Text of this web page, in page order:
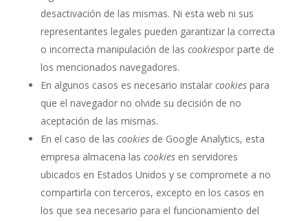
desactivación de las mismas. Ni esta web ni sus
representantes legales pueden garantizar la correcta
o incorrecta manipulación de las cookiespor parte de
los mencionados navegadores.
En algunos casos es necesario instalar cookiespara
que el navegador no olvide su decisión de no
aceptación de las mismas.
En el caso de las cookiesde Google Analytics, esta
empresa almacena las cookiesen servidores
ubicados en Estados Unidos y se compromete a no
compartirla con terceros, excepto en los casos en
los que sea necesario para el funcionamiento del